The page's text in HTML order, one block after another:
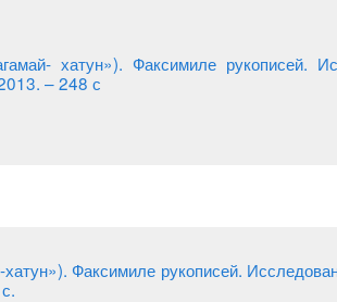
хатун»). Факсимиле рукописей.
– 248 с
Факсимиле рукописей.